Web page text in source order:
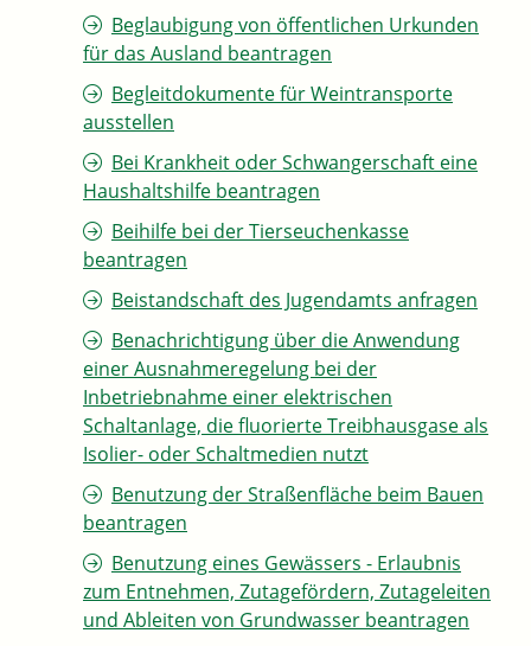
Beglaubigung von öffentlichen Urkunden
für das Ausland beantragen
Begleitdokumente für Weintransporte
ausstellen
Bei Krankheit oder Schwangerschaft eine
Haushaltshilfe beantragen
Beihilfe bei der Tierseuchenkasse
beantragen
Beistandschaft des Jugendamts anfragen
Benachrichtigung über die Anwendung
einer Ausnahmeregelung bei der
Inbetriebnahme einer elektrischen
Schaltanlage, die fluorierte Treibhausgase als
Isolier- oder Schaltmedien nutzt
Benutzung der Straßenfläche beim Bauen
beantragen
Benutzung eines Gewässers - Erlaubnis
zum Entnehmen, Zutagefördern, Zutageleiten
und Ableiten von Grundwasser beantragen